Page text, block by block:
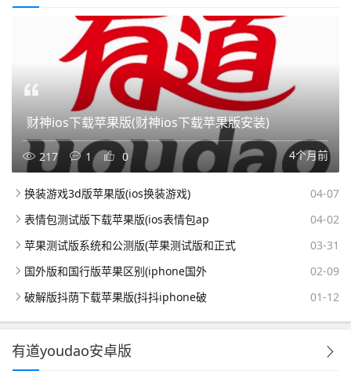
财神ios下载苹果版(财神ios下载苹果版安装)
217 1 0 4个月前
换装游戏3d版苹果版(ios换装游戏)
04-07
表情包测试版下载苹果版(ios表情包ap
04-02
苹果测试版系统和公测版(苹果测试版和正式
03-31
国外版和国行版苹果区别(iphone国外
02-09
破解版抖荫下载苹果版(抖抖iphone破
01-12
有道youdao安卓版